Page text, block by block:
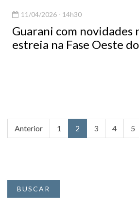
11/04/2026 - 14h30
Guarani com novidades
estreia na Fase Oeste
Anterior 1 2 3 4 5
BUSCAR